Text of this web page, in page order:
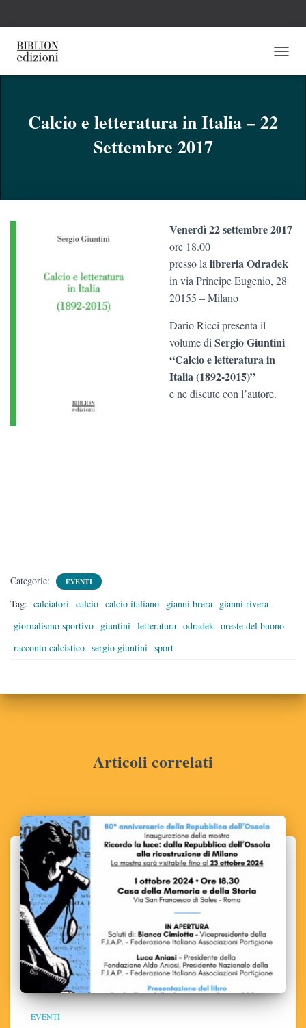
A
G
E
Calcio e letteratura in Italia – 22
Settembre 2017
Venerdì 22 settembre 2017
ore 18.00
presso la libreria Odradek
in via Principe Eugenio, 28
20155 – Milano
Dario Ricci presenta il
volume di Sergio Giuntini
“Calcio e letteratura in
Italia (1892-2015)”
e ne discute con l’autore.
Categorie: EVENTI
Tag: calciatori calcio calcio italiano gianni brera gianni rivera
giornalismo sportivo giuntini letteratura odradek oreste del buono
racconto calcistico sergio giuntini sport
Articoli correlati
EVENTI